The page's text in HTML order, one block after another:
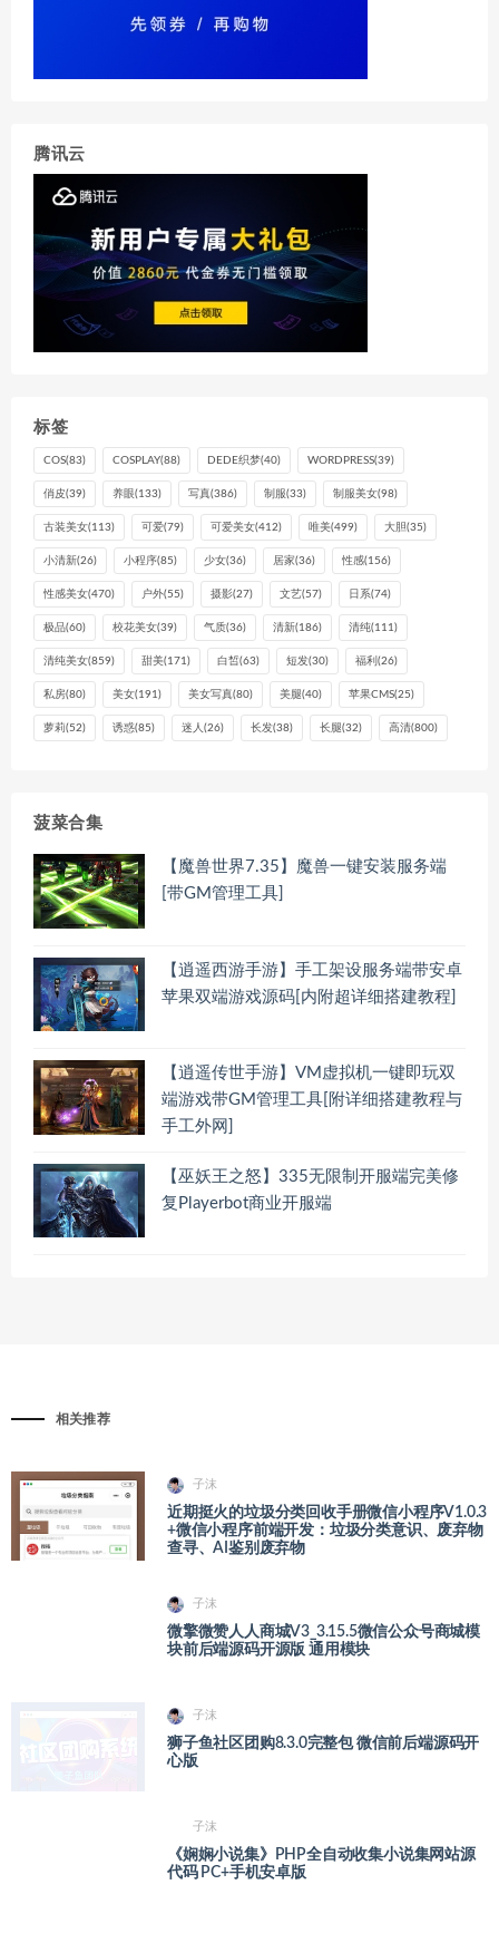
腾讯云
标签
COS(83) COSPLAY(88) DEDE织梦(40) WORDPRESS(39)
俏皮(39) 养眼(133) 写真(386) 制服(33) 制服美女(98)
古装美女(113) 可爱(79) 可爱美女(412) 唯美(499) 大胆(35)
小清新(26) 小程序(85) 少女(36) 居家(36) 性感(156)
性感美女(470) 户外(55) 摄影(27) 文艺(57) 日系(74)
极品(60) 校花美女(39) 气质(36) 清新(186) 清纯(111)
清纯美女(859) 甜美(171) 白皙(63) 短发(30) 福利 (26)
私房(80) 美女(191) 美女写真(80) 美腿(40) 苹果CMS(25)
萝莉(52) 诱惑(85) 迷人 (26) 长发(38) 长腿(32) 高清(800)
菠菜合集
【魔兽世界7.35】魔兽一键安装服务端
[带GM管理工具]
【逍遥西游手游】手工架设服务端带安卓
苹果双端游戏源码[内附超详细搭建教程]
【逍遥传世手游】VM虚拟机一键即玩双
端游戏带GM管理工具[附详细搭建教程与
手工外网]
【巫妖王之怒】335无限制开服端完美修
复Playerbot商业开服端
相关推荐
子沫
近期挺火的垃圾分类回收手册微信小程序V1.0.3
+微信小程序前端开发：垃圾分类意识、废弃物
查寻、AI鉴别废弃物
子沫
微擎微赞人人商城V3_3.15.5微信公众号商城模
块前后端源码开源版 通用模块
子沫
狮子鱼社区团购8.3.0完整包 微信前后端源码开
心版
子沫
《娴娴小说集》PHP全自动收集小说集网站源
代码 PC+手机安卓版